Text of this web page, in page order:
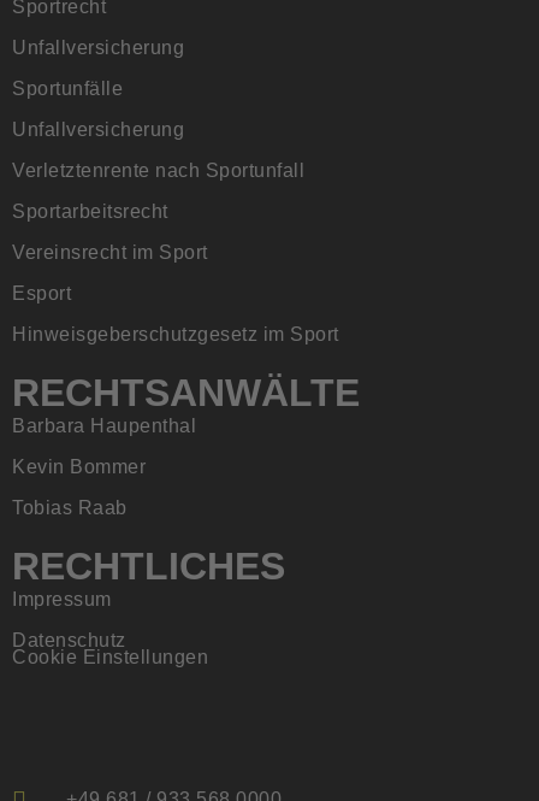
Sportrecht
Unfallversicherung
Sportunfälle
Unfallversicherung
Verletztenrente nach Sportunfall
Sportarbeitsrecht
Vereinsrecht im Sport
Esport
Hinweisgeberschutzgesetz im Sport
RECHTSANWÄLTE
Barbara Haupenthal
Kevin Bommer
Tobias Raab
RECHTLICHES
Impressum
Datenschutz
Cookie Einstellungen